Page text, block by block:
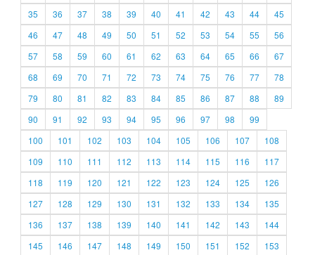
35
36 37 38 39 40 41 42 43 44
45
46
47 48 49 50 51 52 53 54 55
56
57
58 59 60 61 62 63 64 65 66
67
68
69 70 71 72 73 74 75 76 77
78
79
80 81 82 83 84 85 86 87 88
89
90
91 92 93 94 95 96 97 98
99
100
101 102 103 104 105 106 107
108
109
110 111 112 113 114 115 116
117
118
119 120 121 122 123 124 125
126
127
128 129 130 131 132 133 134
135
136
137 138 139 140 141 142 143
144
145
146 147 148 149 150 151 152
153